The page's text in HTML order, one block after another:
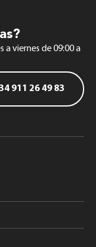
a viernes de 09:00 a
911 26 49 83